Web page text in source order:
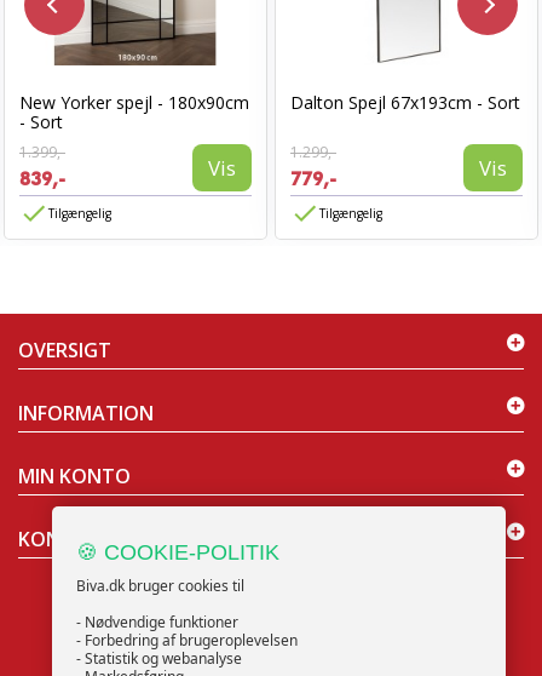
New Yorker spejl - 180x90cm
- Sort
1.399,-
839,- Vis
Tilgængelig
Dalton Spejl 67x193cm - Sort
1.299,-
779,- Vis
Tilgængelig
OVERSIGT
INFORMATION
MIN KONTO
KONTAKT OS
🍪 COOKIE-POLITIK
Biva.dk bruger cookies til
- Nødvendige funktioner
- Forbedring af brugeroplevelsen
- Statistik og webanalyse